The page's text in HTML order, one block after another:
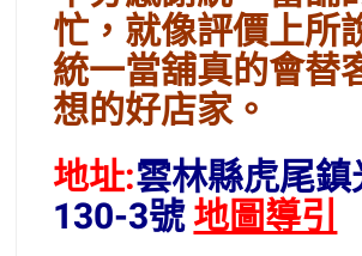
忙，就像評價上所
統一當舖真的會替
想的好店家。
地址:雲林縣虎尾
130-3號地圖導引